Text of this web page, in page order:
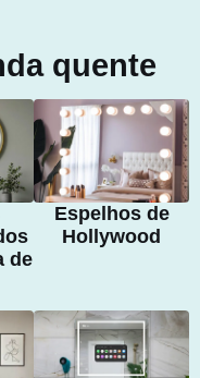
quente
de
Espelhos de
Hollywood